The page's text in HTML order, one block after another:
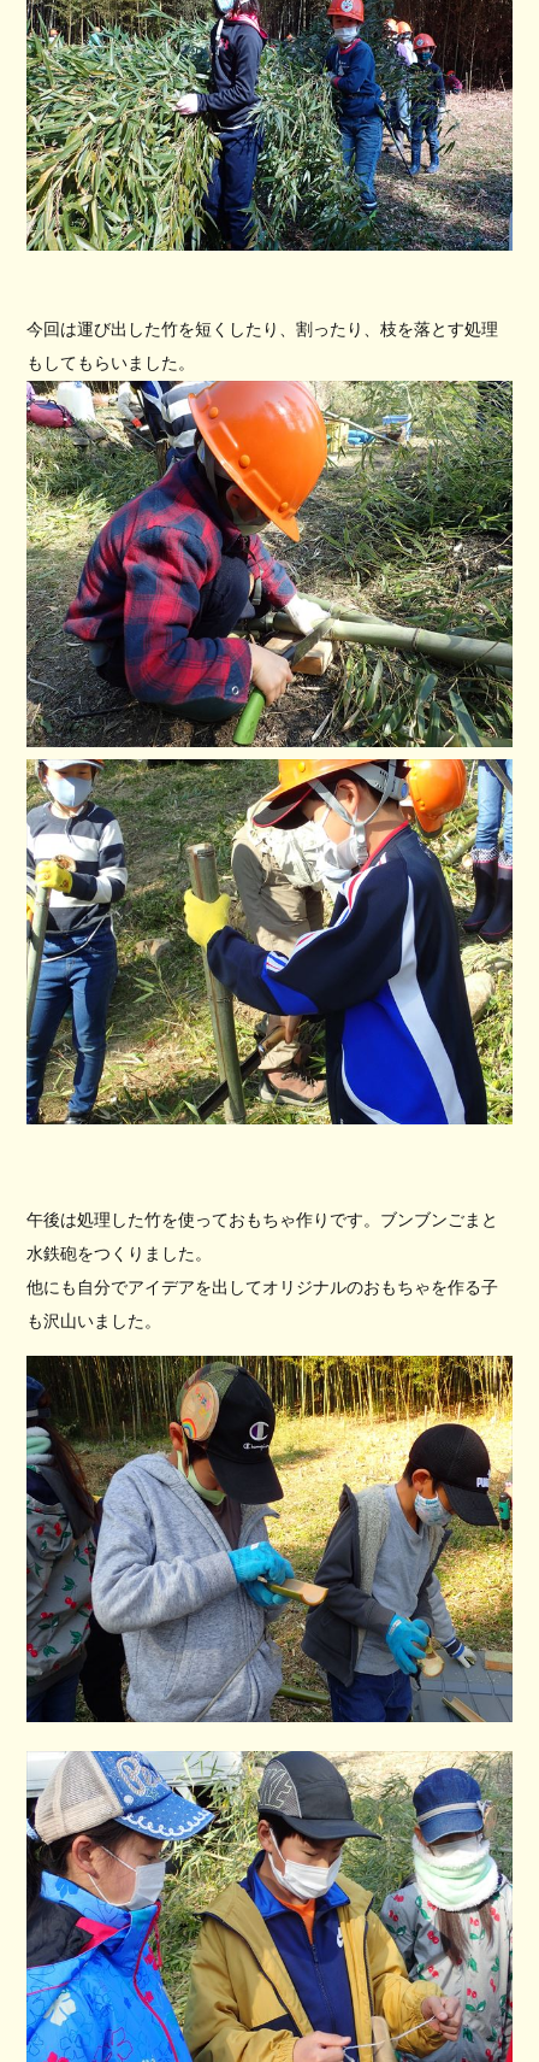
今回は運び出した竹を短くしたり、割ったり、枝を落とす処理
もしてもらいました。
午後は処理した竹を使っておもちゃ作りです。ブンブンごまと
水鉄砲をつくりました。
他にも自分でアイデアを出してオリジナルのおもちゃを作る子
も沢山いました。